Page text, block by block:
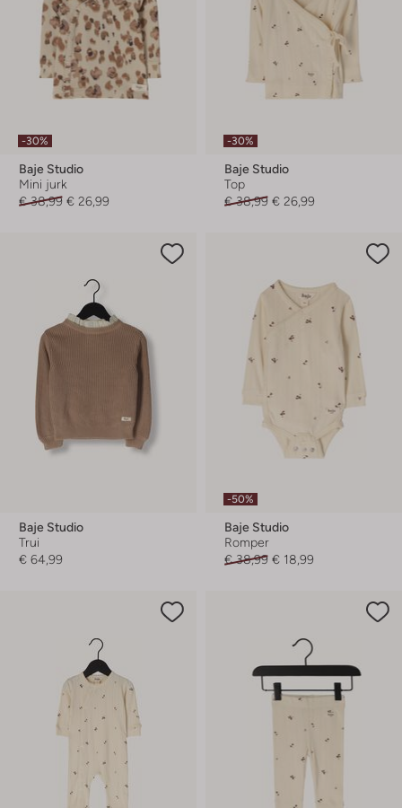
-30%
Baje Studio
Mini jurk
€ 38,99 € 26,99
-30%
Baje Studio
Top
€ 38,99 € 26,99
Baje Studio
Trui
€ 64,99
-50%
Baje Studio
Romper
€ 38,99 € 18,99